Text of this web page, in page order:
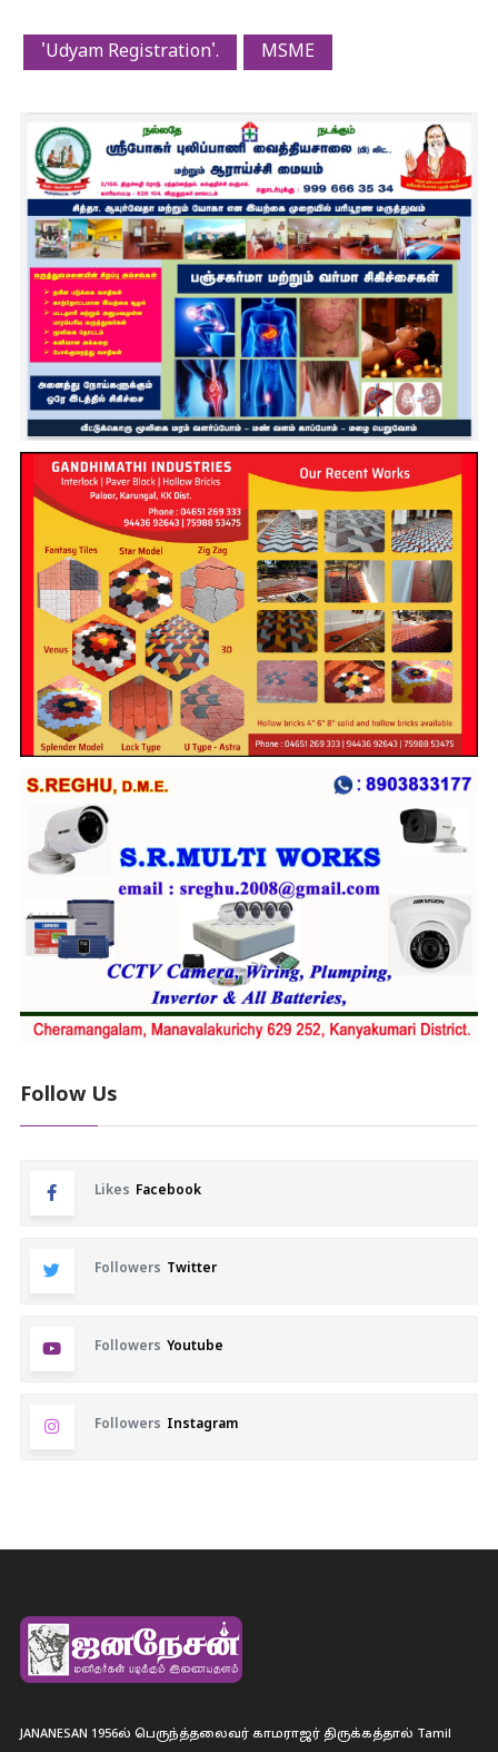
'Udyam Registration'. MSME
Follow Us
Likes Facebook
Followers Twitter
Followers Youtube
Followers Instagram
JANANESAN 1956ல் பெருந்த்தலைவர் காமராஜர் திருக்கத்தால் Tamil